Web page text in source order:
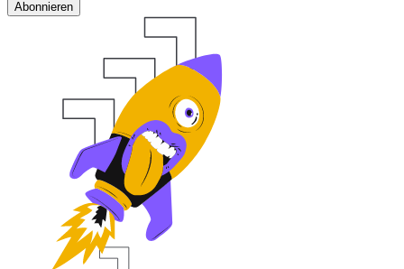
Abonnieren